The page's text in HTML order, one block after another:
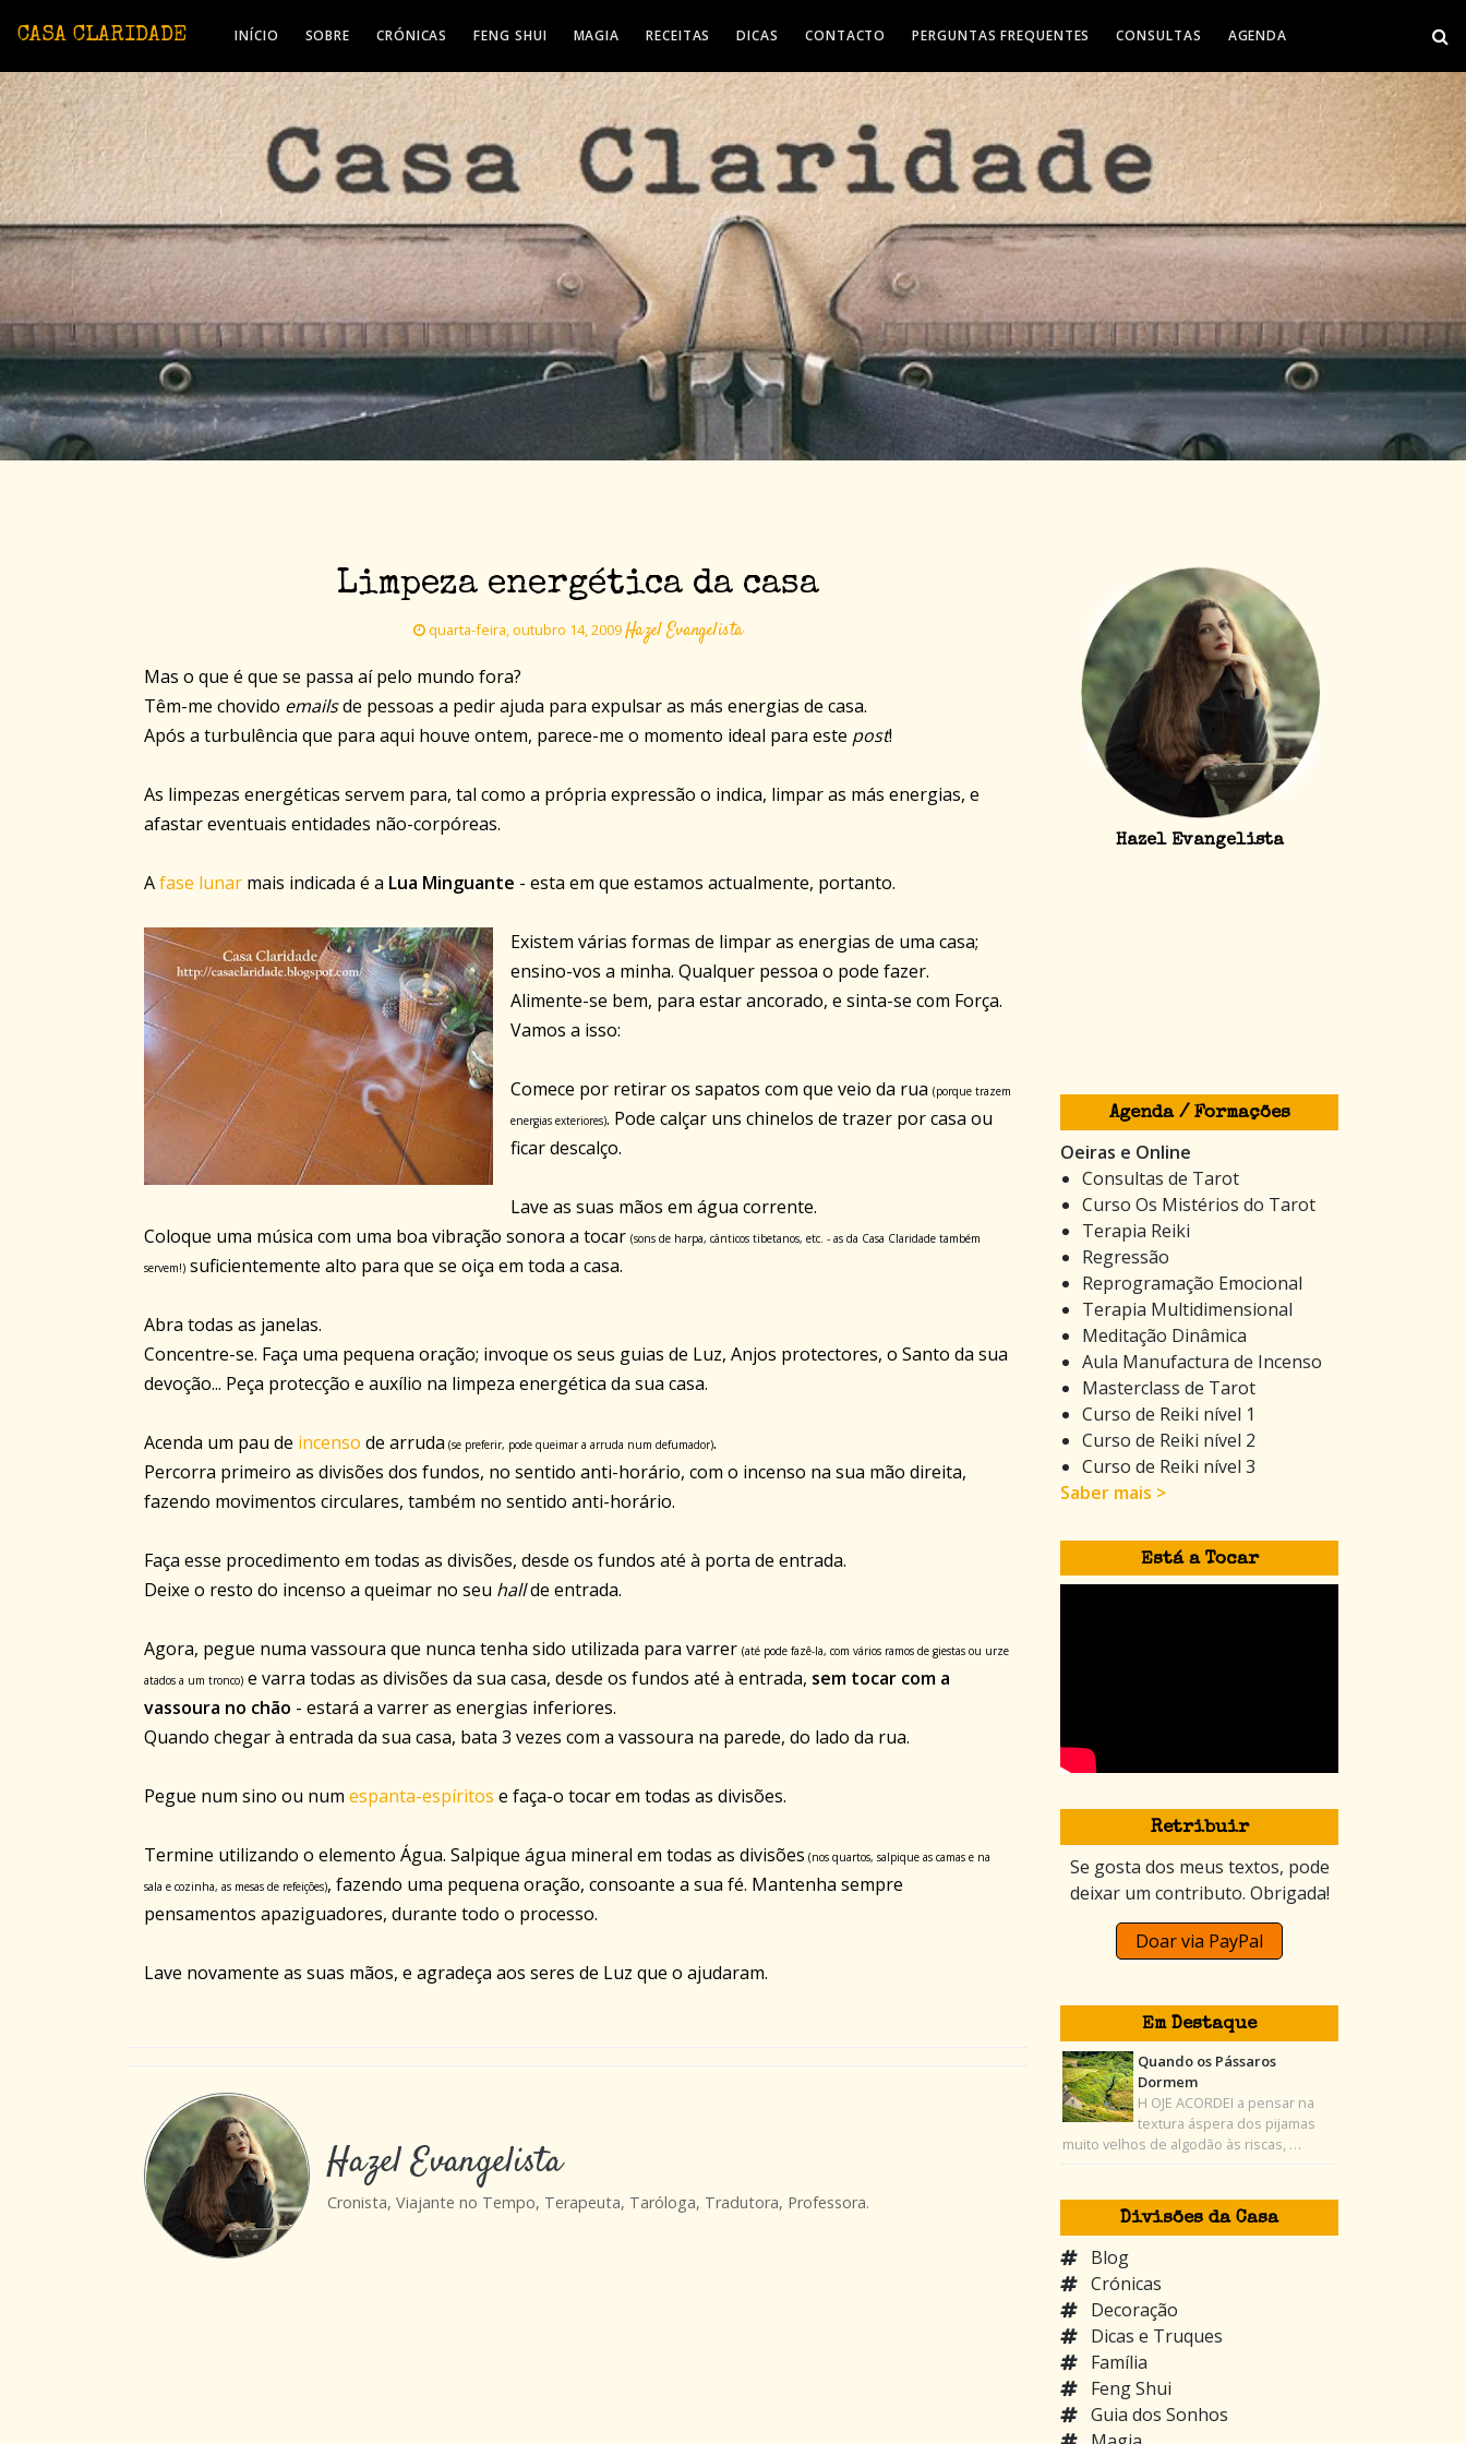
CASA CLARIDADE INÍCIO SOBRE CRÓNICAS FENG SHUI MAGIA RECEITAS DICAS CONTACTO PERGUNTAS FREQUENTES CONSULTAS AGENDA
Limpeza energética da casa
quarta-feira, outubro 14, 2009Hazel Evangelista
Mas o que é que se passa aí pelo mundo fora?
Têm-me chovido emailsde pessoas a pedir ajuda para expulsar as más energias de casa.
Após a turbulência que para aqui houve ontem, parece-me o momento ideal para este post!
As limpezas energéticas servem para, tal como a própria expressão o indica, limpar as más energias, e
afastar eventuais entidades não-corpóreas.
Afase lunar mais indicada é a Lua Minguante - esta em que estamos actualmente, portanto.
Existem várias formas de limpar as energias de uma casa;
ensino-vos a minha. Qualquer pessoa o pode fazer.
Alimente-se bem, para estar ancorado, e sinta-se com Força.
Vamos a isso:
Comece por retirar os sapatos com que veio da rua (porque trazem
energias exteriores). Pode calçar uns chinelos de trazer por casa ou
ficar descalço.
Lave as suas mãos em água corrente.
Coloque uma música com uma boa vibração sonora a tocar (sons de harpa, cânticos tibetanos, etc. - as da Casa Claridade também
servem!) suficientemente alto para que se oiça em toda a casa.
Abra todas as janelas.
Concentre-se. Faça uma pequena oração; invoque os seus guias de Luz, Anjos protectores, o Santo da sua
devoção... Peça protecção e auxílio na limpeza energética da sua casa.
Acenda um pau de incenso de arruda (se preferir, pode queimar a arruda num defumador).
Percorra primeiro as divisões dos fundos, no sentido anti-horário, com o incenso na sua mão direita,
fazendo movimentos circulares, também no sentido anti-horário.
Faça esse procedimento em todas as divisões, desde os fundos até à porta de entrada.
Deixe o resto do incenso a queimar no seu hallde entrada.
Agora, pegue numa vassoura que nunca tenha sido utilizada para varrer (até pode fazê-la, com vários ramos de giestas ou urze
atados a um tronco) e varra todas as divisões da sua casa, desde os fundos até à entrada, sem tocar com a
vassoura no chão - estará a varrer as energias inferiores.
Quando chegar à entrada da sua casa, bata 3 vezes com a vassoura na parede, do lado da rua.
Pegue num sino ou num espanta-espíritos e faça-o tocar em todas as divisões.
Termine utilizando o elemento Água. Salpique água mineral em todas as divisões (nos quartos, salpique as camas e na
sala e cozinha, as mesas de refeições), fazendo uma pequena oração, consoante a sua fé. Mantenha sempre
pensamentos apaziguadores, durante todo o processo.
Lave novamente as suas mãos, e agradeça aos seres de Luz que o ajudaram.
Hazel Evangelista
Cronista, Viajante no Tempo, Terapeuta, Taróloga, Tradutora, Professora.
Hazel Evangelista
Agenda / Formações
Oeiras e Online
Consultas de Tarot
Curso Os Mistérios do Tarot
Terapia Reiki
Regressão
Reprogramação Emocional
Terapia Multidimensional
Meditação Dinâmica
Aula Manufactura de Incenso
Masterclass de Tarot
Curso de Reiki nível 1
Curso de Reiki nível 2
Curso de Reiki nível 3
Saber mais >
Está a Tocar
Retribuir
Se gosta dos meus textos, pode
deixar um contributo. Obrigada!
Doar via PayPal
Em Destaque
Quando os Pássaros
Dormem
H OJE ACORDEI a pensar na
textura áspera dos pijamas
muito velhos de algodão às riscas, …
Divisões da Casa
Blog
Crónicas
Decoração
Dicas e Truques
Família
Feng Shui
Guia dos Sonhos